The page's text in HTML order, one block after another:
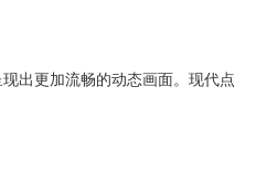
出更加流畅的动态画面。现代点